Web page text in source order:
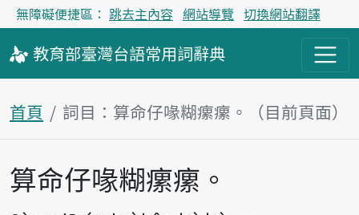
無障礙便捷區： 跳去主內容 網站導覽 切換網站翻譯
教育部臺灣台語常用詞辭典
首頁 詞目：算命仔喙糊瘰瘰。（目前頁面）
主內容區塊
算命仔喙糊瘰瘰。